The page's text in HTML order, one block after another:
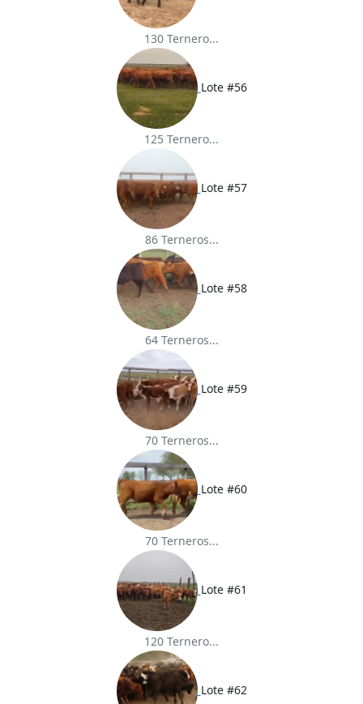
130 Ternero...
Lote #56
125 Ternero...
Lote #57
86 Terneros...
Lote #58
64 Terneros...
Lote #59
70 Terneros...
Lote #60
70 Terneros...
Lote #61
120 Ternero...
Lote #62